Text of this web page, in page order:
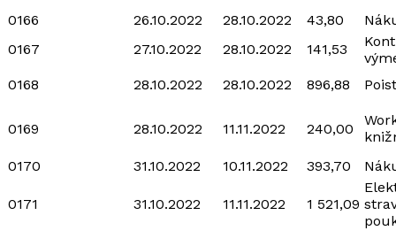
0166
26.10.2022 28.10.2022 43,80
0167
27.10.2022 28.10.2022 141,53
0168
28.10.2022 28.10.2022 896,88
0169 28.10.2022 11.11.2022 240,00
0170
31.10.2022 10.11.2022 393,70
0171 31.10.2022 11.11.2022 1 521,09